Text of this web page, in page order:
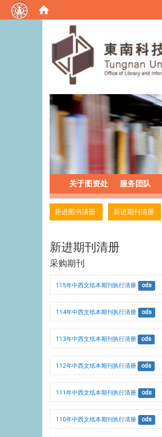
关于图资处 服务团队
新进图书清册 新进期刊清册
新进期刊清册
采购期刊
115年中西文纸本期刊执行清册 ods
114年中西文纸本期刊执行清册 ods
113年中西文纸本期刊执行清册 ods
112年中西文纸本期刊执行清册 ods
111年中西文纸本期刊执行清册 ods
110年中西文纸本期刊执行清册 ods